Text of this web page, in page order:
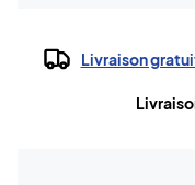
Livraison